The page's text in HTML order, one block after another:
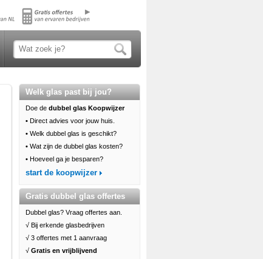
Welk glas past bij jou?
Doe de dubbel glas Koopwijzer
• Direct advies voor jouw huis.
• Welk dubbel glas is geschikt?
• Wat zijn de dubbel glas kosten?
• Hoeveel ga je besparen?
start de koopwijzer
Gratis dubbel glas offertes
Dubbel glas? Vraag offertes aan.
√ Bij erkende glasbedrijven
√ 3 offertes met 1 aanvraag
√ Gratis en vrijblijvend